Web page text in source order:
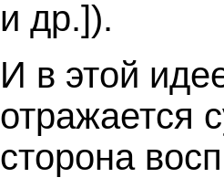
и др.]).
И в этой
отражается
сторона